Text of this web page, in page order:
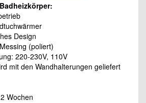
Design
(poliert)
220-230V, 110V
mit den Wandhalterungen geliefert
Wochen